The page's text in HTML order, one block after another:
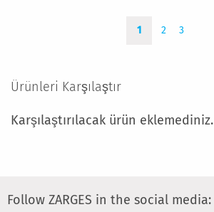
Şu
anda
1
Sayfa
2
Sayfa
3
Ürünleri Karşılaştır
Karşılaştırılacak ürün eklemediniz.
Follow ZARGES in the social media: